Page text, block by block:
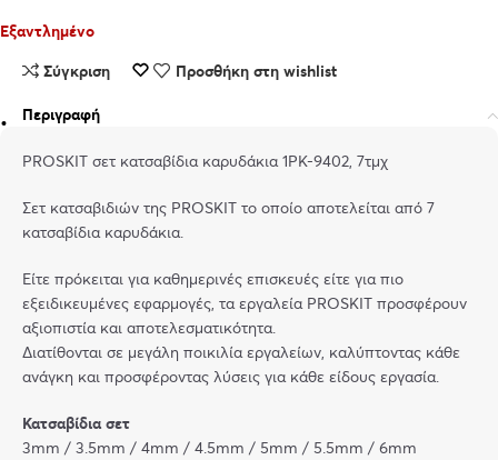
Εξαντλημένο
Σύγκριση
Προσθήκη στη wishlist
Περιγραφή
PROSKIT σετ κατσαβίδια καρυδάκια 1PK-9402, 7τμχ
Σετ κατσαβιδιών της PROSKIT το οποίο αποτελείται από 7
κατσαβίδια καρυδάκια.
Είτε πρόκειται για καθημερινές επισκευές είτε για πιο
εξειδικευμένες εφαρμογές, τα εργαλεία PROSKIT προσφέρουν
αξιοπιστία και αποτελεσματικότητα.
Διατίθονται σε μεγάλη ποικιλία εργαλείων, καλύπτοντας κάθε
ανάγκη και προσφέροντας λύσεις για κάθε είδους εργασία.
Κατσαβίδια σετ
3mm / 3.5mm / 4mm / 4.5mm / 5mm / 5.5mm / 6mm